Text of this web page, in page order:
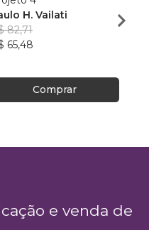
H. Vailati
82,71
65,48
Comprar
e
R$
e venda de